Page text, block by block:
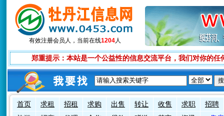
有效注册会员 人，当前在线1204人
郑重提示：本站是一个公益性的信息交流平台，我们对你的
首页 求租 招租 求购 出售 转让 收售 求职
招聘